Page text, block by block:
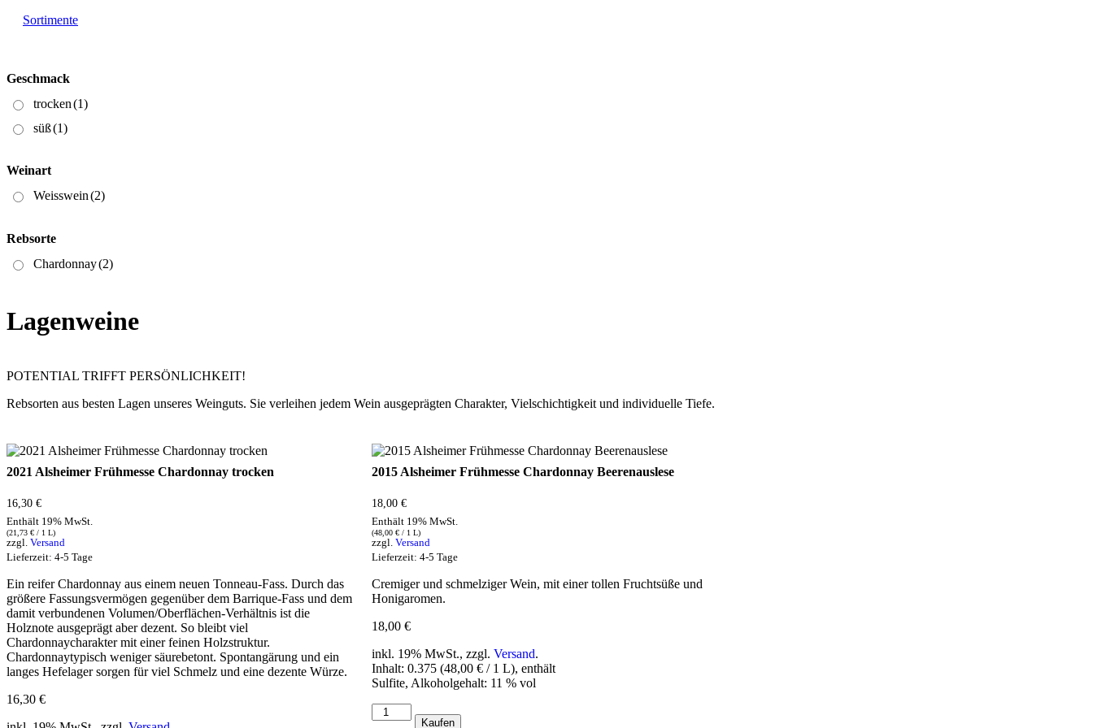
Sortimente
Geschmack
trocken(1)
süß(1)
Weinart
Weisswein(2)
Rebsorte
Chardonnay(2)
Lagenweine
POTENTIAL TRIFFT PERSÖNLICHKEIT!
Rebsorten aus besten Lagen unseres Weinguts. Sie verleihen jedem Wein ausgeprägten Charakter, Vielschichtigkeit und individuelle Tiefe.
2021 Alsheimer Frühmesse Chardonnay trocken
16,30 €
Enthält 19% MwSt.
(21,73 € / 1 L)
zzgl. Versand
Lieferzeit: 4-5 Tage
Ein reifer Chardonnay aus einem neuen Tonneau-Fass. Durch das
größere Fassungsvermögen gegenüber dem Barrique-Fass und dem
damit verbundenen Volumen/Oberflächen-Verhältnis ist die
Holznote ausgeprägt aber dezent. So bleibt viel
Chardonnaycharakter mit einer feinen Holzstruktur.
Chardonnaytypisch weniger säurebetont. Spontangärung und ein
langes Hefelager sorgen für viel Schmelz und eine dezente Würze.
16,30 €
2015 Alsheimer Frühmesse Chardonnay Beerenauslese
18,00€
Enthält 19% MwSt.
(48,00€ / 1 L)
zzgl.Versand
Lieferzeit: 4-5 Tage
Cremiger und schmelziger Wein, mit einer tollen Fruchtsüße und
Honigaromen.
18,00€
inkl. 19% MwSt.,zzgl.Versand.
Inhalt: 0.375 (48,00 € / 1 L), enthält
Sulfite, Alkoholgehalt: 11 % vol
2015
AlsheimerKaufen